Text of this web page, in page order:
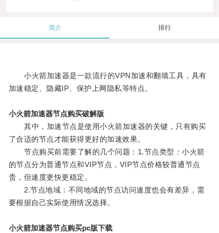
简介 排行
小火箭加速器是一款流行的VPN加速和翻墙工具，具有
加速稳定、隐藏IP、保护上网隐私等特点。
小火箭加速器节点购买破解版
其中，加速节点是使用小火箭加速器的关键，只有购买
了合适的节点才能获得更好的加速效果。
节点购买前需要了解的几个问题：1.节点类型：小火箭
的节点分为普通节点和VIP节点，VIP节点价格较普通节点
贵，但速度更快更稳定。
2.节点地域：不同地域的节点访问速度也会有差异，需
要根据自己实际使用情况选择。
小火箭加速器节点购买pc版下载